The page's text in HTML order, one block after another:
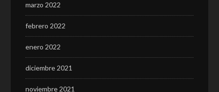
marzo 2022
febrero 2022
enero 2022
diciembre 2021
noviembre 2021